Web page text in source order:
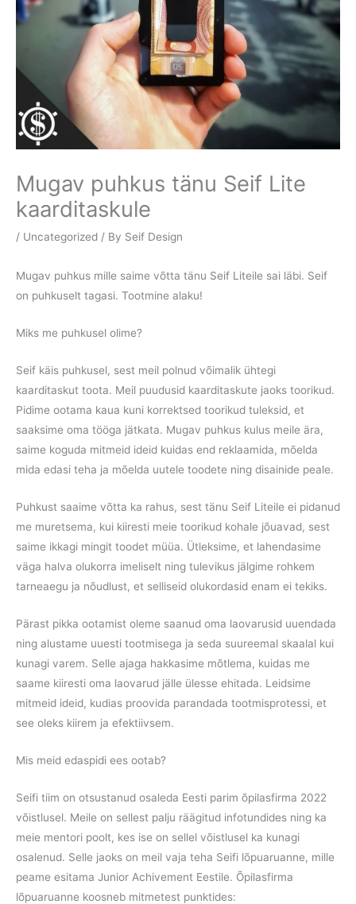
Mugav puhkus tänu Seif Lite
kaarditaskule
/ Uncategorized / By Seif Design
Mugav puhkus mille saime võtta tänu Seif Liteile sai läbi. Seif
on puhkuselt tagasi. Tootmine alaku!
Miks me puhkusel olime?
Seif käis puhkusel, sest meil polnud võimalik ühtegi
kaarditaskut toota. Meil puudusid kaarditaskute jaoks toorikud.
Pidime ootama kaua kuni korrektsed toorikud tuleksid, et
saaksime oma tööga jätkata. Mugav puhkus kulus meile ära,
saime koguda mitmeid ideid kuidas end reklaamida, mõelda
mida edasi teha ja mõelda uutele toodete ning disainide peale.
Puhkust saaime võtta ka rahus, sest tänu Seif Liteile ei pidanud
me muretsema, kui kiiresti meie toorikud kohale jõuavad, sest
saime ikkagi mingit toodet müüa. Ütleksime, et lahendasime
väga halva olukorra imeliselt ning tulevikus jälgime rohkem
tarneaegu ja nõudlust, et selliseid olukordasid enam ei tekiks.
Pärast pikka ootamist oleme saanud oma laovarusid uuendada
ning alustame uuesti tootmisega ja seda suureemal skaalal kui
kunagi varem. Selle ajaga hakkasime mõtlema, kuidas me
saame kiiresti oma laovarud jälle ülesse ehitada. Leidsime
mitmeid ideid, kudias proovida parandada tootmisprotessi, et
see oleks kiirem ja efektiivsem.
Mis meid edaspidi ees ootab?
Seifi tiim on otsustanud osaleda Eesti parim õpilasfirma 2022
võistlusel. Meile on sellest palju räägitud infotundides ning ka
meie mentori poolt, kes ise on sellel võistlusel ka kunagi
osalenud. Selle jaoks on meil vaja teha Seifi lõpuaruanne, mille
peame esitama Junior Achivement Eestile. Õpilasfirma
lõpuaruanne koosneb mitmetest punktides: